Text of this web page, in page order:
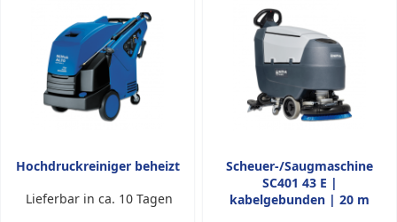
Hochdruckreiniger beheizt
Lieferbar in ca. 10 Tagen
Scheuer-/Saugmaschine
SC401 43 E |
kabelgebunden | 20 m